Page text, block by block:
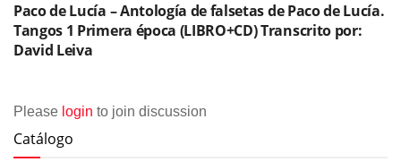
Paco de Lucía – Antología de falsetas de Paco de Lucía.
Tangos 1 Primera época (LIBRO+CD) Transcrito por:
David Leiva
Please login to join discussion
Catálogo